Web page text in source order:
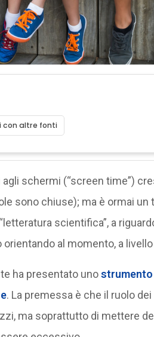
con altre fonti
schermi (“screen time”)
sono chiuse); ma è ormai un
scientifica”, a
al momento, a
ha presentato unostrumento
. La premessa è che il ruolo
ma soprattutto di mettere